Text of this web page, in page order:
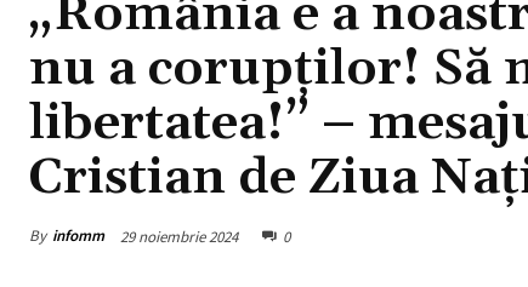
„România e a
nu a corupților! Să
libertatea!” –
Cristian de Ziua
By infomm 29 noiembrie 2024 0